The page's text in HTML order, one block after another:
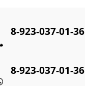
8-923-037-01-36
8-923-037-01-36